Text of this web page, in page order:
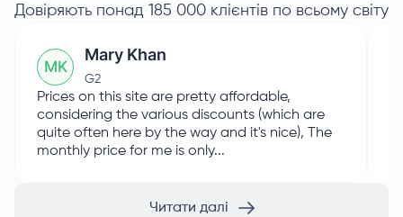
Довіряють понад 185 000 клієнтів по всьому світу
MK
Mary Khan
G2
Prices on this site are pretty affordable,
considering the various discounts (which are
quite often here by the way and it's nice), The
monthly price for me is only...
Читати далі